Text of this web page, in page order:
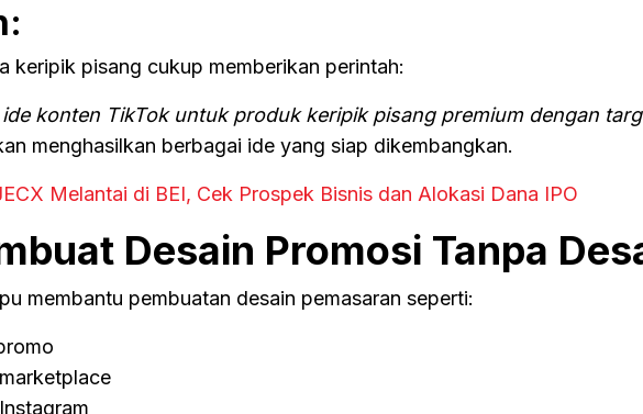
keripik pisang cukup memberikan perintah:
ide konten TikTok untuk produk keripik pisang premium dengan
menghasilkan berbagai ide yang siap dikembangkan.
Melantai di BEI, Cek Prospek Bisnis dan Alokasi Dana IPO
Desain Promosi Tanpa
membantu pembuatan desain pemasaran seperti: